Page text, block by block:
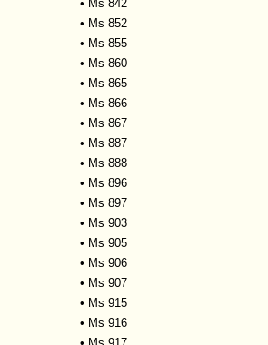
• Ms 842
• Ms 852
• Ms 855
• Ms 860
• Ms 865
• Ms 866
• Ms 867
• Ms 887
• Ms 888
• Ms 896
• Ms 897
• Ms 903
• Ms 905
• Ms 906
• Ms 907
• Ms 915
• Ms 916